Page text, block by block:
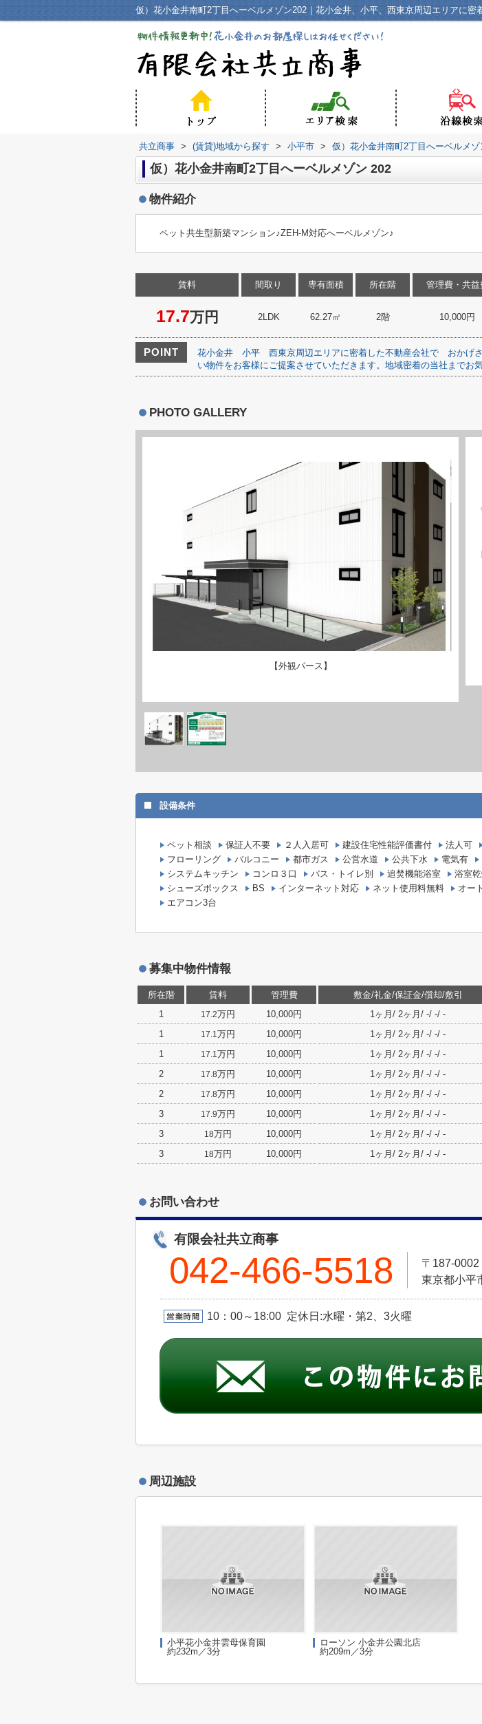
共立商事 > (賃貸)地域から探す > 小平市 > 仮）花小金井南町2丁目へーベルメゾ
仮）花小金井南町2丁目へーベルメゾン 202
物件紹介
ペット共生型新築マンション♪ZEH-M対応へーベルメゾン♪
賃料
17.7万円
間取り
2LDK
専有面積
62.27㎡
所在階
2階
管理費・共益
10,000円
POINT 花小金井 小平 西東京周辺エリアに密着した不動産会社で おかげ
い物件をお客様にご提案させていただきます。地域密着の当社までお
PHOTO GALLERY
【外観パース】
設備条件
ペット相談 保証人不要 ２人入居可 建設住宅性能評価書付 法人可
フローリング
バルコニー 都市ガス 公営水道 公共下水 電気有
システムキッチン
コンロ３口 バス・トイレ別 追焚機能浴室 浴室
シューズボックス
BS インターネット対応 ネット使用料無料 オー
エアコン3台
募集中物件情報
所在階 賃料 管理費 敷金/礼金/保証金/償却/敷引
1
17.2万円 10,000円 1ヶ月/ 2ヶ月/ -/ -/ -
1
17.1 万円 10,000円 1ヶ月/ 2ヶ月/ -/ -/ -
1
17.1 万円 10,000円 1ヶ月/ 2ヶ月/ -/ -/ -
2
17.8万円 10,000円 1ヶ月/ 2ヶ月/ -/ -/ -
2
17.8万円 10,000円 1ヶ月/ 2ヶ月/ -/ -/ -
3
17.9万円 10,000円 1ヶ月/ 2ヶ月/ -/ -/ -
3
18万円 10,000円 1ヶ月/ 2ヶ月/ -/ -/ -
3
18万円 10,000円 1ヶ月/ 2ヶ月/ -/ -/ -
お問い合わせ
有限会社共立商事
042-466-5518
〒187-0002
東京都小平
10：00～18:00 定休日:水曜・第2、3火曜
周辺施設
小平花小金井雲母保育園
約232m／3分
ローソン 小金井公園北店
約209m／3分